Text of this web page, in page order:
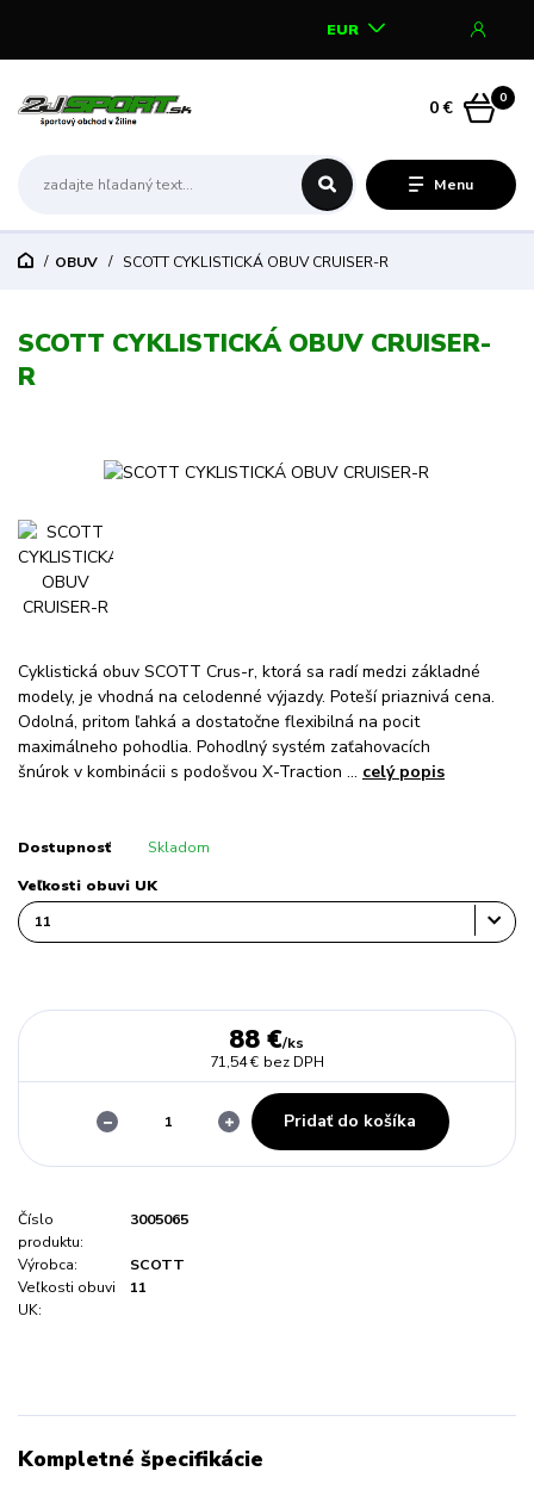
Menu
EUR
0
0 €
OBUV SCOTT CYKLISTICKÁ OBUV CRUISER-R
SCOTT CYKLISTICKÁ OBUV CRUISER-
R
Cyklistická obuv SCOTT Crus-r, ktorá sa radí medzi základné
modely, je vhodná na celodenné výjazdy. Poteší priaznivá cena.
Odolná, pritom ľahká a dostatočne flexibilná na pocit
maximálneho pohodlia. Pohodlný systém zaťahovacích
šnúrok v kombinácii s podošvou X-Traction ... celý popis
Dostupnosť Skladom
Veľkosti obuvi UK
88 €/ks
71,54 € bez DPH
Pridať do košíka
Číslo
produktu:
3005065
Výrobca:
SCOTT
Veľkosti obuvi
UK:
11
Kompletné špecifikácie